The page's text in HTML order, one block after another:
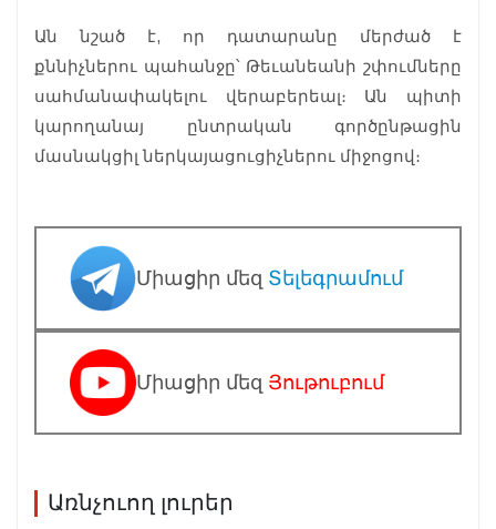
Ան նշած է, որ դատարանը մերժած է
քննիչներու պահանջը՝ Թեւանեանի շփումները
սահմանափակելու վերաբերեալ։ Ան պիտի
կարողանայ ընտրական գործընթացին
մասնակցիլ ներկայացուցիչներու միջոցով։
Միացիր մեզ Տելեգրամում
Միացիր մեզ Յութուբում
Առնչուող լուրեր